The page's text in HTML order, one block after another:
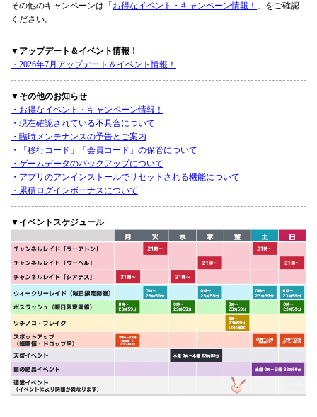
その他のキャンペーンは「 お得なイベント・キャンペーン情報！
」をご確認
ください。
▼アップデート＆イベント情報！
・2026年7月アップデート＆イベント情報！
▼その他のお知らせ
・お得なイベント・キャンペーン情報！
・現在確認されている不具合について
・臨時メンテナンスの予告とご案内
・「移行コード」「会員コード」の保管について
・ゲームデータのバックアップについて
・アプリのアンインストールでリセットされる機能について
・累積ログインボーナスについて
▼イベントスケジュール